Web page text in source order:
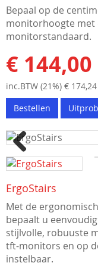
Bepaal op de
monitorhoogte met
monitorstandaard.
€ 144,00
inc.BTW (21%) € 174,24
Bestellen
Previous
ErgoStairs
Met de
bepaalt u
stijlvolle, robuuste
tft-monitors en op
instelbaar.